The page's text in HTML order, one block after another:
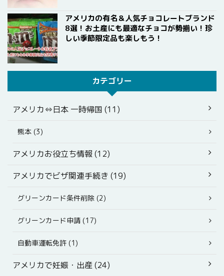
アメリカの有名＆人気チョコレートブランド
8選！お土産にも最適なチョコが勢揃い！珍
しい季節限定品も楽しもう！
カテゴリー
アメリカ⇔日本 一時帰国 (11)
熊本 (3)
アメリカお役立ち情報 (12)
アメリカでビザ関連手続き (19)
グリーンカード条件削除 (2)
グリーンカード申請 (17)
自動車運転免許 (1)
アメリカで妊娠・出産 (24)